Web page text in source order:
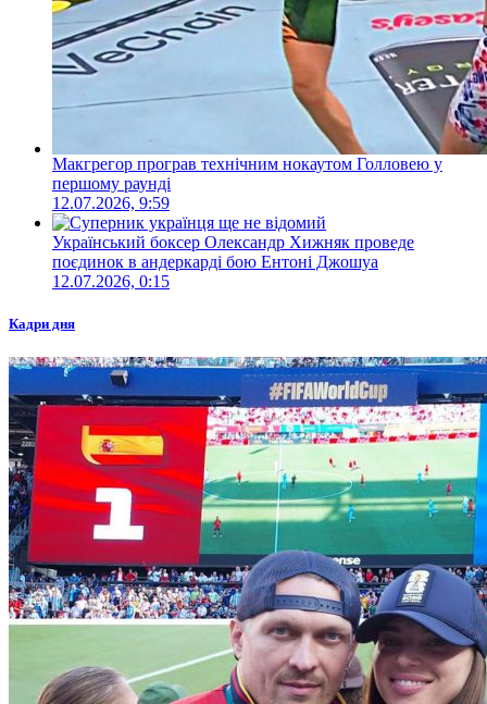
Макгрегор програв технічним нокаутом Голловею у
першому раунді
12.07.2026, 9:59
Український боксер Олександр Хижняк проведе
поєдинок в андеркарді бою Ентоні Джошуа
12.07.2026, 0:15
Кадри дня